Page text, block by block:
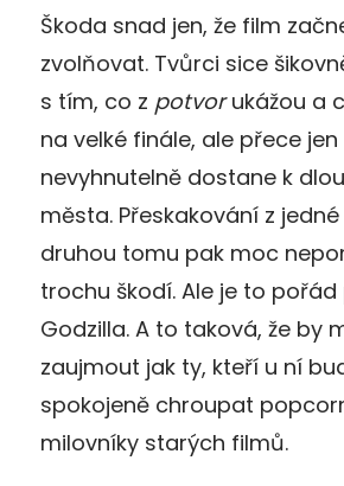
Škoda snad jen, že film
zvolňovat. Tvůrci sice
s tím, co z potvorukážou a
na velké finále, ale přece
nevyhnutelně dostane k
města. Přeskakování z
druhou tomu pak moc
trochu škodí. Ale je to
Godzilla. A to taková, že by
zaujmout jak ty, kteří u ní
spokojeně chroupat
milovníky starých filmů.